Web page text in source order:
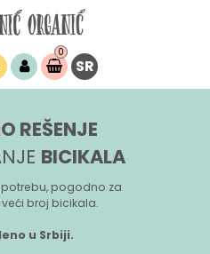
0
Stavke
0,00
RSD
SR
REŠENJE
BICIKALA
pogodno za
broj bicikala.
u Srbiji.